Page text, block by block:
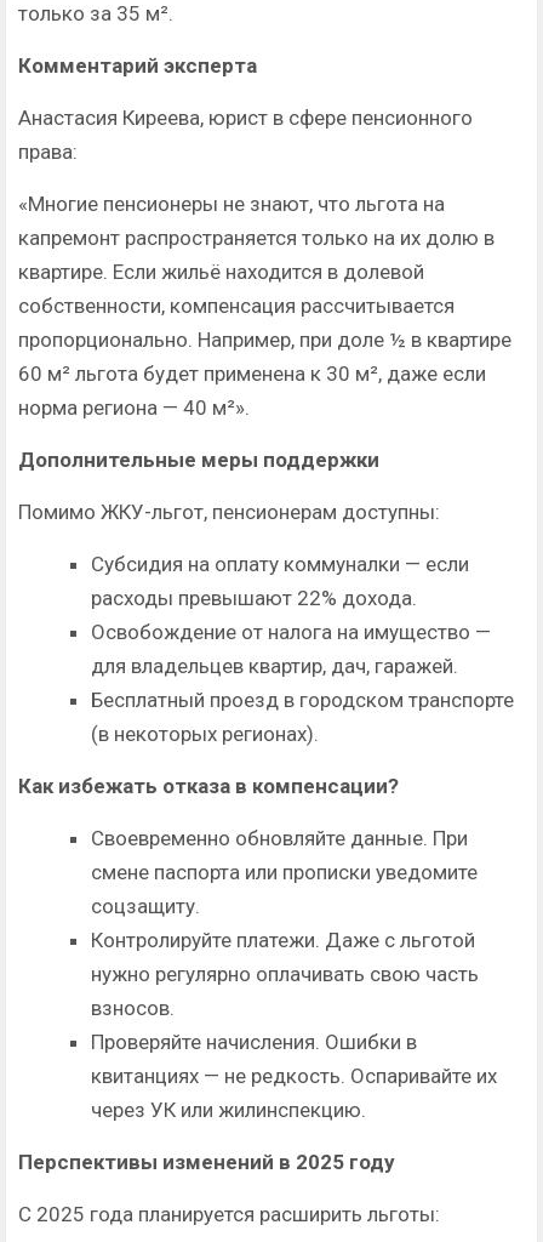
только за 35 м².
Комментарий эксперта
Анастасия Киреева, юрист в сфере пенсионного
права:
«Многие пенсионеры не знают, что льгота на
капремонт распространяется только на их долю в
квартире. Если жильё находится в долевой
собственности, компенсация рассчитывается
пропорционально. Например, при доле ½ в квартире
60 м² льгота будет применена к 30 м², даже если
норма региона — 40 м²».
Дополнительные меры поддержки
Помимо ЖКУ-льгот, пенсионерам доступны:
Субсидия на оплату коммуналки — если
расходы превышают 22% дохода.
Освобождение от налога на имущество —
для владельцев квартир, дач, гаражей.
Бесплатный проезд в городском транспорте
(в некоторых регионах).
Как избежать отказа в компенсации?
Своевременно обновляйте данные. При
смене паспорта или прописки уведомите
соцзащиту.
Контролируйте платежи. Даже с льготой
нужно регулярно оплачивать свою часть
взносов.
Проверяйте начисления. Ошибки в
квитанциях — не редкость. Оспаривайте их
через УК или жилинспекцию.
Перспективы изменений в 2025 году
С 2025 года планируется расширить льготы: